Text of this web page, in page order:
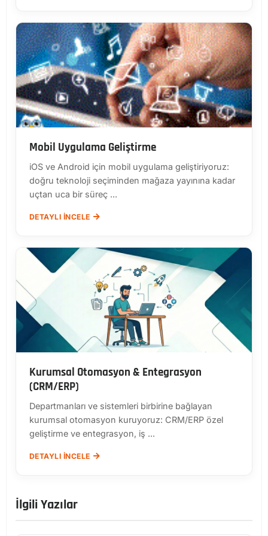
Mobil Uygulama Geliştirme
iOS ve Android için mobil uygulama geliştiriyoruz:
doğru teknoloji seçiminden mağaza yayınına kadar
uçtan uca bir süreç ...
DETAYLI İNCELE
Kurumsal Otomasyon & Entegrasyon
(CRM/ERP)
Departmanları ve sistemleri birbirine bağlayan
kurumsal otomasyon kuruyoruz: CRM/ERP özel
geliştirme ve entegrasyon, iş ...
DETAYLI İNCELE
İlgili Yazılar